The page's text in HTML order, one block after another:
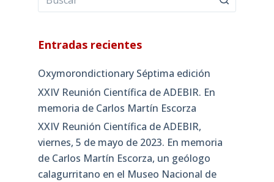
Entradas recientes
Oxymorondictionary Séptima edición
XXIV Reunión Científica de ADEBIR. En
memoria de Carlos Martín Escorza
XXIV Reunión Científica de ADEBIR,
viernes, 5 de mayo de 2023. En memoria
de Carlos Martín Escorza, un geólogo
calagurritano en el Museo Nacional de